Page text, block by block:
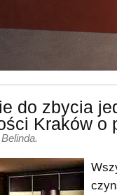
do zbycia
Kraków o
Belinda.